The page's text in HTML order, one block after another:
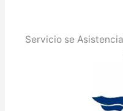
Servicio se